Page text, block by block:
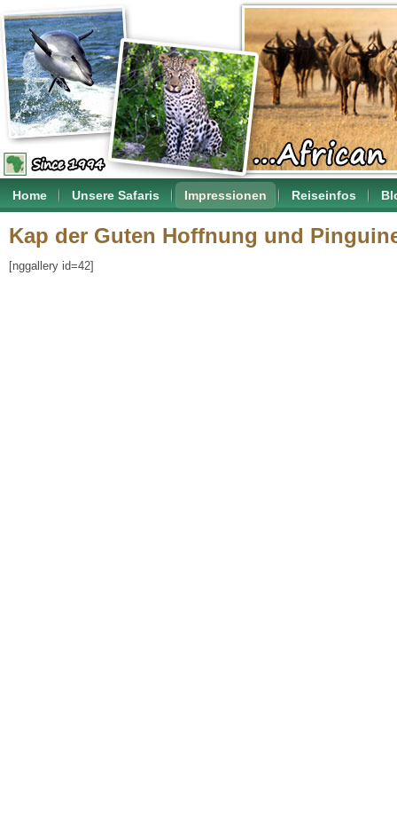
Home Unsere Safaris Impressionen Reiseinfos
Kap der Guten Hoffnung und
[nggallery id=42]